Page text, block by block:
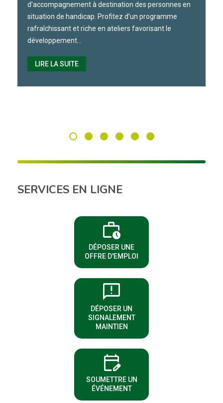
d’accompagnement à destination des personnes en
situation de handicap. Profitez d’un programme
rafraîchissant et riche en ateliers favorisant le
développement…
LIRE LA SUITE
SERVICES EN LIGNE
work_history
DÉPOSER UNE
OFFRE D'EMPLOI
(NOUVELLE FENÊTRE)
sms_failed
DÉPOSER UN
SIGNALEMENT
MAINTIEN
(NOUVELLE FENÊTRE)
edit_calendar
SOUMETTRE UN
ÉVÉNEMENT
(NOUVELLE FENÊTRE)